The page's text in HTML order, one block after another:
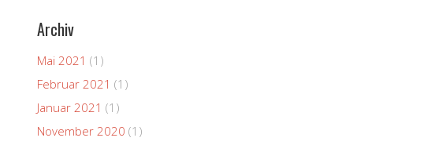
Archiv
Mai 2021 (1)
Februar 2021 (1)
Januar 2021 (1)
November 2020 (1)